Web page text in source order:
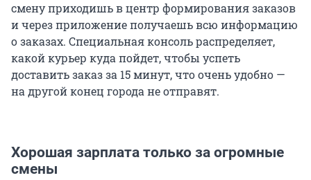
смену приходишь в центр формирования заказов
и через приложение получаешь всю информацию
о заказах. Специальная консоль распределяет,
какой курьер куда пойдет, чтобы успеть
доставить заказ за 15 минут, что очень удобно —
на другой конец города не отправят.
Хорошая зарплата только за огромные
смены